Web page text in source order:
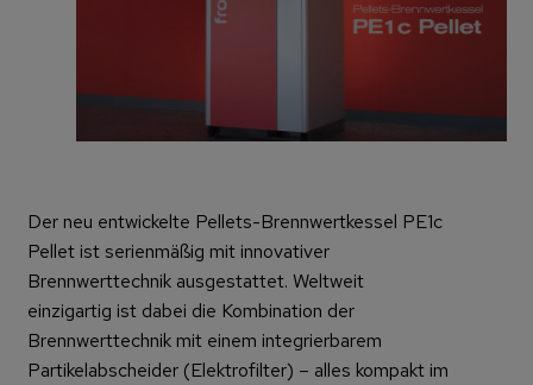
Der neu entwickelte Pellets-Brennwertkessel PE1c
Pellet ist serienmäßig mit innovativer
Brennwerttechnik ausgestattet. Weltweit
einzigartig ist dabei die Kombination der
Brennwerttechnik mit einem integrierbarem
Partikelabscheider (Elektrofilter) – alles kompakt im